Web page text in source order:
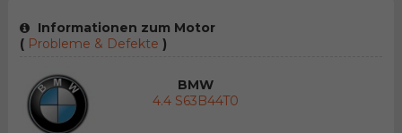
Informationen zum Motor
(Probleme & Defekte )
BMW
4.4 S63B44T0